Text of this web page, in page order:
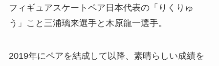
フィギュアスケートペア日本代表の「りくりゅ
う」こと三浦璃来選手と木原龍一選手。
2019年にペアを結成して以降、素晴らしい成績を